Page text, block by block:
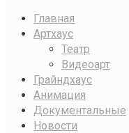
Главная
Артхаус
Театр
Видеоарт
Грайндхаус
Анимация
Документальные
Новости